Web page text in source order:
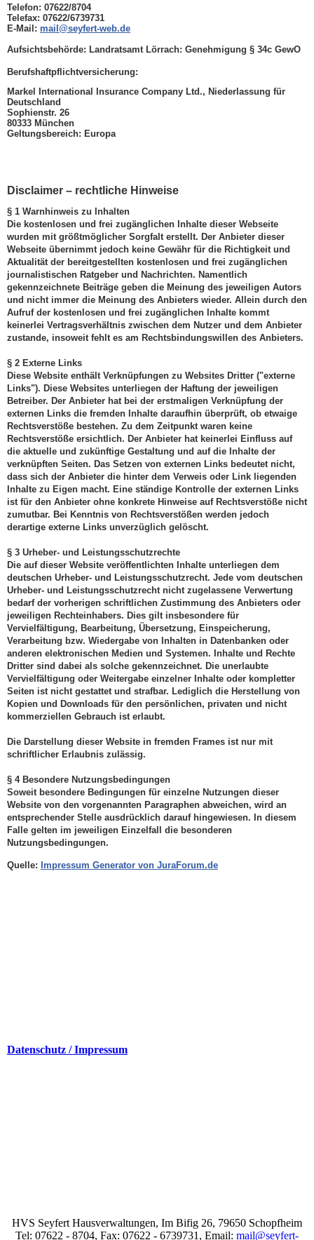
Telefon: 07622/8704
Telefax: 07622/6739731
E-Mail: mail@seyfert-web.de
Aufsichtsbehörde: Landratsamt Lörrach: Genehmigung § 34c GewO
Berufshaftpflichtversicherung:
Markel International Insurance Company Ltd., Niederlassung für
Deutschland
Sophienstr. 26
80333 München
Geltungsbereich: Europa
Disclaimer – rechtliche Hinweise
§ 1 Warnhinweis zu Inhalten
Die kostenlosen und frei zugänglichen Inhalte dieser Webseite
wurden mit größtmöglicher Sorgfalt erstellt. Der Anbieter dieser
Webseite übernimmt jedoch keine Gewähr für die Richtigkeit und
Aktualität der bereitgestellten kostenlosen und frei zugänglichen
journalistischen Ratgeber und Nachrichten. Namentlich
gekennzeichnete Beiträge geben die Meinung des jeweiligen Autors
und nicht immer die Meinung des Anbieters wieder. Allein durch den
Aufruf der kostenlosen und frei zugänglichen Inhalte kommt
keinerlei Vertragsverhältnis zwischen dem Nutzer und dem Anbieter
zustande, insoweit fehlt es am Rechtsbindungswillen des Anbieters.
§ 2 Externe Links
Diese Website enthält Verknüpfungen zu Websites Dritter ("externe
Links"). Diese Websites unterliegen der Haftung der jeweiligen
Betreiber. Der Anbieter hat bei der erstmaligen Verknüpfung der
externen Links die fremden Inhalte daraufhin überprüft, ob etwaige
Rechtsverstöße bestehen. Zu dem Zeitpunkt waren keine
Rechtsverstöße ersichtlich. Der Anbieter hat keinerlei Einfluss auf
die aktuelle und zukünftige Gestaltung und auf die Inhalte der
verknüpften Seiten. Das Setzen von externen Links bedeutet nicht,
dass sich der Anbieter die hinter dem Verweis oder Link liegenden
Inhalte zu Eigen macht. Eine ständige Kontrolle der externen Links
ist für den Anbieter ohne konkrete Hinweise auf Rechtsverstöße nicht
zumutbar. Bei Kenntnis von Rechtsverstößen werden jedoch
derartige externe Links unverzüglich gelöscht.
§ 3 Urheber- und Leistungsschutzrechte
Die auf dieser Website veröffentlichten Inhalte unterliegen dem
deutschen Urheber- und Leistungsschutzrecht. Jede vom deutschen
Urheber- und Leistungsschutzrecht nicht zugelassene Verwertung
bedarf der vorherigen schriftlichen Zustimmung des Anbieters oder
jeweiligen Rechteinhabers. Dies gilt insbesondere für
Vervielfältigung, Bearbeitung, Übersetzung, Einspeicherung,
Verarbeitung bzw. Wiedergabe von Inhalten in Datenbanken oder
anderen elektronischen Medien und Systemen. Inhalte und Rechte
Dritter sind dabei als solche gekennzeichnet. Die unerlaubte
Vervielfältigung oder Weitergabe einzelner Inhalte oder kompletter
Seiten ist nicht gestattet und strafbar. Lediglich die Herstellung von
Kopien und Downloads für den persönlichen, privaten und nicht
kommerziellen Gebrauch ist erlaubt.
Die Darstellung dieser Website in fremden Frames ist nur mit
schriftlicher Erlaubnis zulässig.
§ 4 Besondere Nutzungsbedingungen
Soweit besondere Bedingungen für einzelne Nutzungen dieser
Website von den vorgenannten Paragraphen abweichen, wird an
entsprechender Stelle ausdrücklich darauf hingewiesen. In diesem
Falle gelten im jeweiligen Einzelfall die besonderen
Nutzungsbedingungen.
Quelle: Impressum Generator von JuraForum.de
Datenschutz / Impressum
HVS Seyfert Hausverwaltungen, Im Bifig 26, 79650 Schopfheim
Tel: 07622 - 8704, Fax: 07622 - 6739731, Email: mail@seyfert-